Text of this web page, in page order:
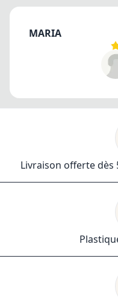
MARIA
Livraison offerte dès